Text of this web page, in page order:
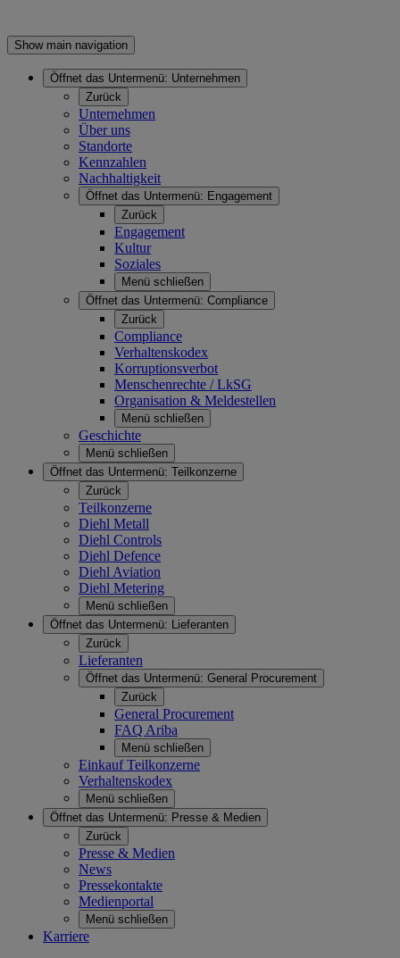
Show main navigation
Öffnet das Untermenü: Unternehmen
Zurück
Unternehmen
Über uns
Standorte
Kennzahlen
Nachhaltigkeit
Öffnet das Untermenü: Engagement
Zurück
Engagement
Kultur
Soziales
Menü schließen
Öffnet das Untermenü: Compliance
Zurück
Compliance
Verhaltenskodex
Korruptionsverbot
Menschenrechte / LkSG
Organisation & Meldestellen
Menü schließen
Geschichte
Menü schließen
Öffnet das Untermenü: Teilkonzerne
Zurück
Teilkonzerne
Diehl Metall
Diehl Controls
Diehl Defence
Diehl Aviation
Diehl Metering
Menü schließen
Öffnet das Untermenü: Lieferanten
Zurück
Lieferanten
Öffnet das Untermenü: General Procurement
Zurück
General Procurement
FAQ Ariba
Menü schließen
Einkauf Teilkonzerne
Verhaltenskodex
Menü schließen
Öffnet das Untermenü: Presse & Medien
Zurück
Presse & Medien
News
Pressekontakte
Medienportal
Menü schließen
Karriere